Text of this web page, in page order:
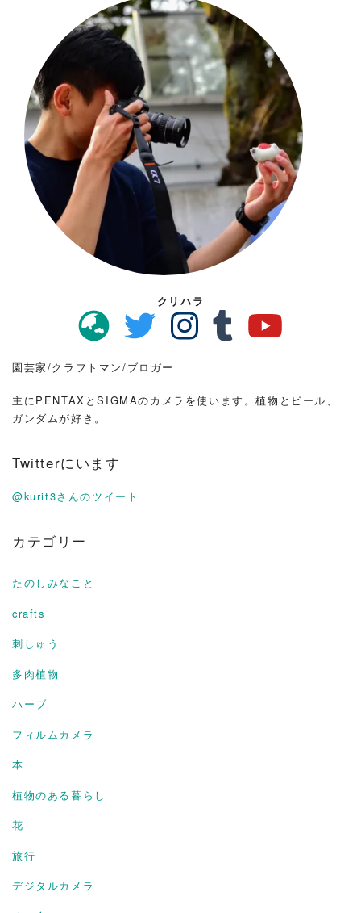
クリハラ
園芸家/クラフトマン/ブロガー
主にPENTAXとSIGMAのカメラを使います。植物とビール、
ガンダムが好き。
Twitterにいます
@kurit3さんのツイート
カテゴリー
たのしみなこと
crafts
刺しゅう
多肉植物
ハーブ
フィルムカメラ
本
植物のある暮らし
花
旅行
デジタルカメラ